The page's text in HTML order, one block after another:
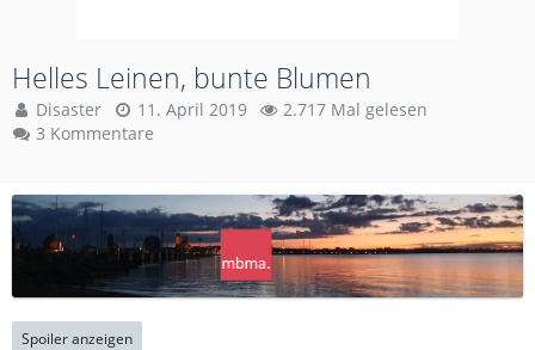
Helles Leinen, bunte Blumen
Disaster 11. April 2019
2.717 Mal gelesen
3 Kommentare
Spoiler anzeigen